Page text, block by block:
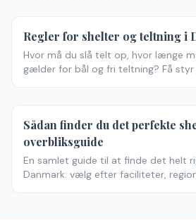
Regler for shelter og teltning i
Hvor må du slå telt op, hvor længe
gælder for bål og fri teltning? Få styr
Sådan finder du det perfekte
overbliksguide
En samlet guide til at finde det helt
Danmark: vælg efter faciliteter,